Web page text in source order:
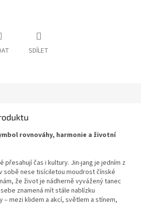
SDÍLET
rovnováhy, harmonie a životní
přesahují čas i kultury. Jin-jang je jedním z
sobě nese tisíciletou moudrost čínské
že život je nádherně vyvážený tanec
znamená mít stále nablízku
– mezi klidem a akcí, světlem a stínem,